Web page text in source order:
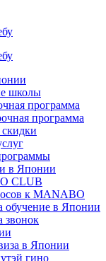
школы
программа
программа
в Японии
CLUB
к MАNABO
обучение в Японии
звонок
в Японии
гино